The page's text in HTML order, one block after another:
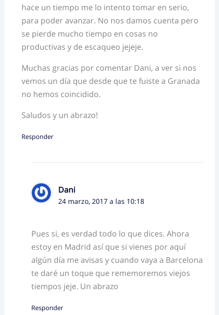
hace un tiempo me lo intento tomar en serio,
para poder avanzar. No nos damos cuenta pero
se pierde mucho tiempo en cosas no
productivas y de escaqueo jejeje.
Muchas gracias por comentar Dani, a ver si nos
vemos un día que desde que te fuiste a Granada
no hemos coincidido.
Saludos y un abrazo!
Responder
Dani
24 marzo, 2017 a las 10:18
Pues si, es verdad todo lo que dices. Ahora
estoy en Madrid así que si vienes por aquí
algún día me avisas y cuando vaya a Barcelona
te daré un toque que rememoremos viejos
tiempos jeje. Un abrazo
Responder